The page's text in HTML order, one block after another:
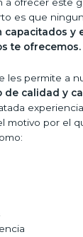
es que
capacitados y
te ofrecemos.
les permite a
de calidad y
motivo por el